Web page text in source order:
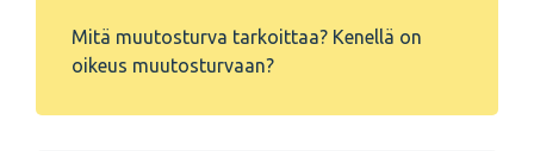
Mitä muutosturva tarkoittaa? Kenellä on
oikeus muutosturvaan?